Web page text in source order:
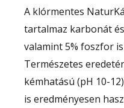
A klórmentes
tartalmaz karbonát
valamint 5% foszfor
Természetes
kémhatású (pH 10-
is eredményesen